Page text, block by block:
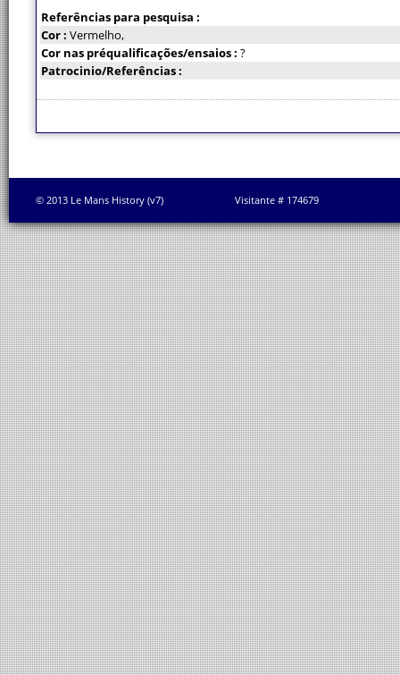
Referências para pesquisa :
Cor : Vermelho,
Cor nas préqualificações/ensaios : ?
Patrocinio/Referências :
© 2013 Le Mans History (v7) Visitante # 174679